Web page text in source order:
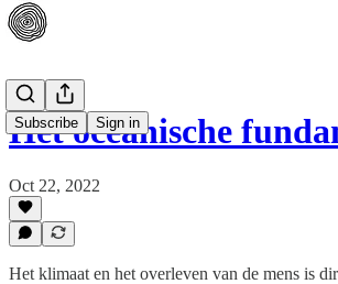
Subscribe Sign in
Het oceanische
Oct 22, 2022
Het klimaat en het overleven van de mens is